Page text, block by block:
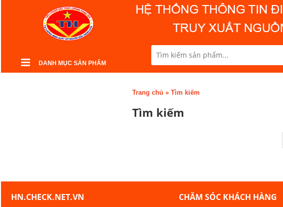
DANH MỤC SẢN PHẨM
Trang chủ » Tìm kiếm
Tìm kiếm
HN.CHECK.NET.VN
CHĂM SÓC KHÁCH HÀNG